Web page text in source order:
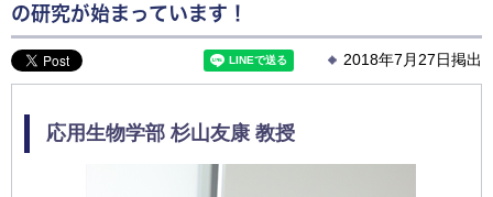
の研究が始まっています！
2018年7月27日掲出
応用生物学部 杉山友康 教授